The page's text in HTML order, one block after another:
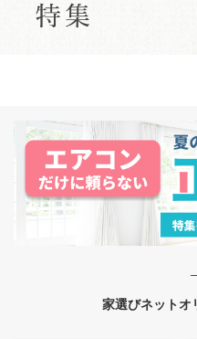
家選びネットオ